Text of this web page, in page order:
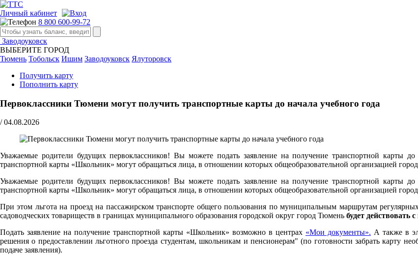
Личный кабинет
8 800 600-99-72
Заводоуковск
ВЫБЕРИТЕ ГОРОД
Тюмень Тобольск Ишим Заводоуковск Ялуторовск
Получить карту
Пополнить карту
Первоклассники Тюмени могут получить транспортные карты до начала учебного года
/ 04.08.2026
Уважаемые родители будущих первоклассников! Вы можете подать заявление на получение транспортной карты
транспортной карты «Школьник» могут обращаться лица, в отношении которых общеобразовательной организацией
Уважаемые родители будущих первоклассников! Вы можете подать заявление на получение транспортной карты
транспортной карты «Школьник» могут обращаться лица, в отношении которых общеобразовательной организацией
При этом льгота на проезд на пассажирском транспорте общего пользования по муниципальным маршрутам
садоводческих товариществ в границах муниципального образования городской округ город Тюмень будет действовать
Подать заявление на получение транспортной карты «Школьник» возможно в центрах «Мои документы». А также в
решения о предоставлении льготного проезда студентам, школьникам и пенсионерам" (по готовности забрать карту
подаче заявления).